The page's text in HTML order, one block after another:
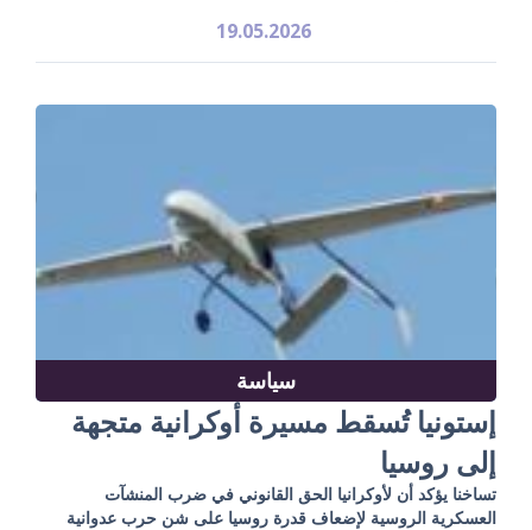
19.05.2026
سياسة
إستونيا تُسقط مسيرة أوكرانية متجهة
إلى روسيا
تساخنا يؤكد أن لأوكرانيا الحق القانوني في ضرب المنشآت
العسكرية الروسية لإضعاف قدرة روسيا على شن حرب عدوانية